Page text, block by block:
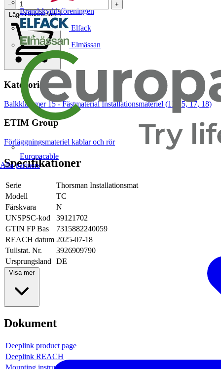
Brandskyddsföreningen
Elfack
Elmässan
Europacable
Alla partners
−
+
Lägg i kundvagn
Kategorier
Balkklammer 15 - FästmaterialInstallationsmateriel (11-15, 17, 18)
ETIM Group
Förläggningsmateriel kablar och rör
Specifikationer
Serie
Thorsman Installationsmat
Modell
TC
Färskvara
N
UNSPSC-kod
39121702
GTIN FP Bas
7315882240059
REACH datum 2025-07-18
Tullstat. Nr.
3926909790
Ursprungsland
DE
Visa mer
Dokument
Deeplink product page
Deeplink REACH
Mounting instruction